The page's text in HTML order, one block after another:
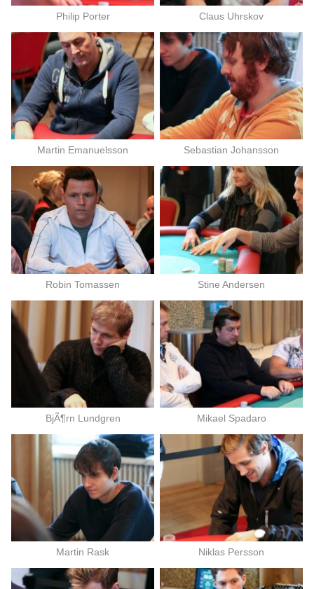
Philip Porter Claus Uhrskov
Martin Emanuelsson Sebastian Johansson
Robin Tomassen Stine Andersen
BjÃ¶rn Lundgren Mikael Spadaro
Martin Rask Niklas Persson